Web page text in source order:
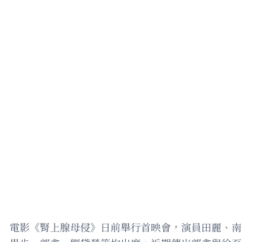
電影《腎上腺母侵》日前舉行首映會，演員田麗、南